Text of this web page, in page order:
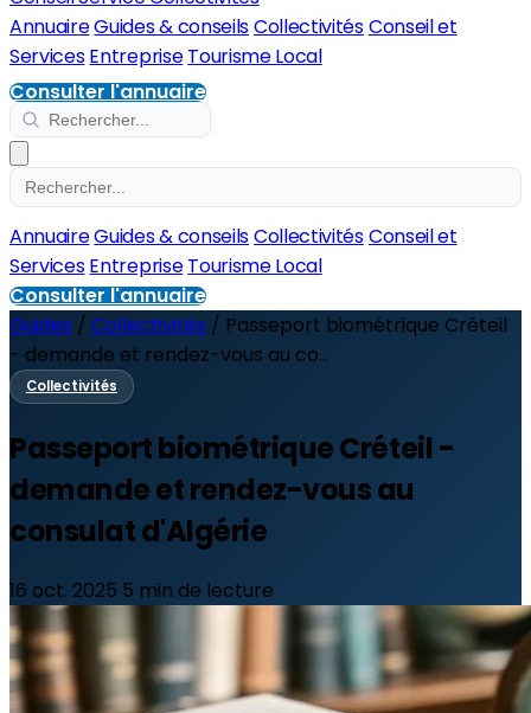
AnnuaireGuides & conseilsCollectivitésConseil et
ServicesEntreprise Tourisme Local
Consulter l'annuaire
AnnuaireGuides & conseilsCollectivitésConseil et
ServicesEntreprise Tourisme Local
Consulter l'annuaire
Guides / Collectivités / Passeport biométrique Créteil
- demande et rendez-vous au co...
Collectivités
Passeport biométrique Créteil -
demande et rendez-vous au
consulat d'Algérie
16 oct. 2025 5 min de lecture